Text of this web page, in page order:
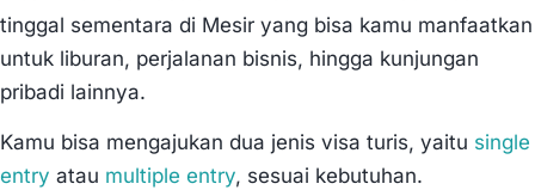
tinggal sementara di Mesir yang bisa kamu manfaatkan
untuk liburan, perjalanan bisnis, hingga kunjungan
pribadi lainnya.
Kamu bisa mengajukan dua jenis visa turis, yaitu single
entry atau multiple entry, sesuai kebutuhan.